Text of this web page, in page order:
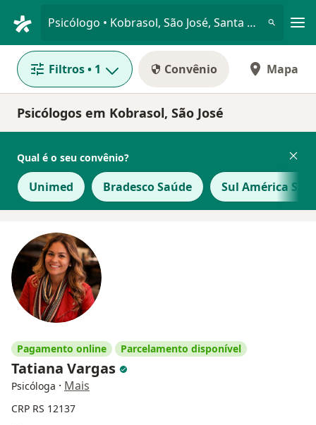
Psicólogo • Kobrasol, São José, Santa Catarina SC
Filtros• 1 Convênio Mapa
Psicólogos em Kobrasol, São José
Qual é o seu convênio?
Unimed Bradesco Saúde Sul América
Pagamento online Parcelamento disponível
Tatiana Vargas
Psicóloga · Mais
CRP RS 12137